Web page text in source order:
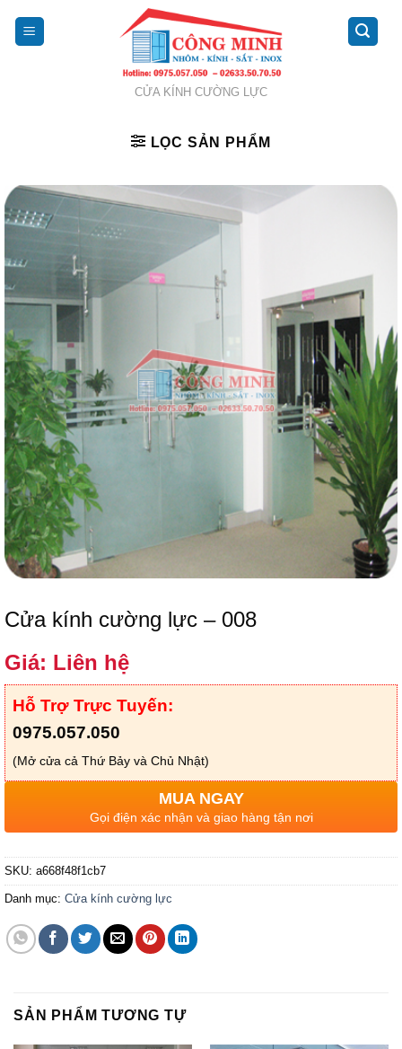
CỬA KÍNH CƯỜNG LỰC
LỌC SẢN PHẨM
Cửa kính cường lực – 008
Giá: Liên hệ
Hỗ Trợ Trực Tuyến:
0975.057.050
(Mở cửa cả Thứ Bảy và Chủ Nhật)
MUA NGAY
Gọi điện xác nhận và giao hàng tận nơi
SKU: a668f48f1cb7
Danh mục: Cửa kính cường lực
SẢN PHẨM TƯƠNG TỰ